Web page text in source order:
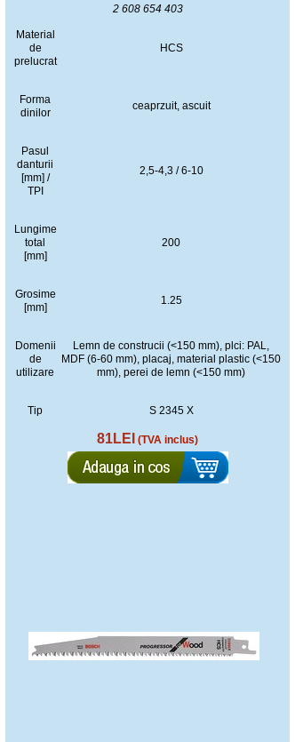
2 608 654 403
Material
de
prelucrat
HCS
Forma
dinilor
ceaprzuit, ascuit
Pasul
danturii
[mm] /
TPI
2,5-4,3 / 6-10
Lungime
total
[mm]
200
Grosime
[mm]
1.25
Domenii
de
utilizare
Lemn de construcii (<150 mm), plci: PAL,
MDF (6-60 mm), placaj, material plastic (<150
mm), perei de lemn (<150 mm)
Tip S 2345 X
81LEI (TVA inclus)